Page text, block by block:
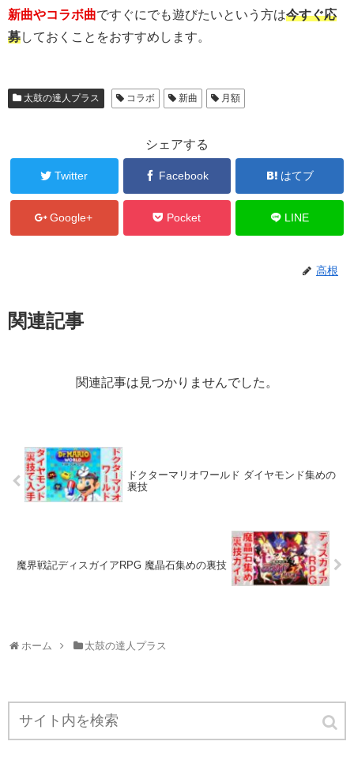
新曲やコラボ曲ですぐにでも遊びたいという方は今すぐ応
募しておくことをおすすめします。
太鼓の達人プラス コラボ 新曲 月額
シェアする
Twitter Facebook はてブ
Google+ Pocket LINE
高根
関連記事
関連記事は見つかりませんでした。
ドクターマリオワールド ダイヤモンド集めの
裏技
魔界戦記ディスガイアRPG 魔晶石集めの裏技
ホーム 太鼓の達人プラス